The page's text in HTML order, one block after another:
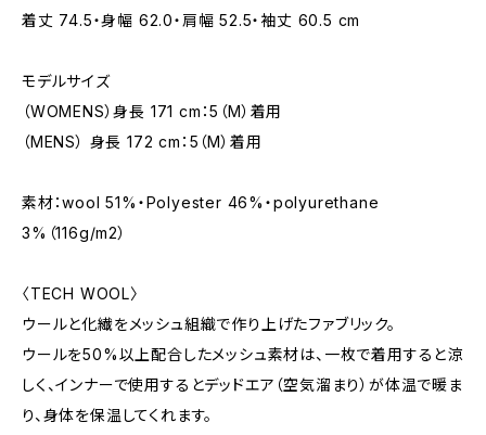
着丈 74.5・身幅 62.0・肩幅 52.5・袖丈 60.5 cm
モデルサイズ
（WOMENS）身長 171 cm：5（M）着用
（MENS） 身長 172 cm：5（M）着用
素材：wool 51%・Polyester 46%・polyurethane
3%（116g/m2）
〈TECH WOOL〉
ウールと化繊をメッシュ組織で作り上げたファブリック。
ウールを50%以上配合したメッシュ素材は、一枚で着用すると涼
しく、インナーで使用するとデッドエア（空気溜まり）が体温で暖ま
り、身体を保温してくれます。